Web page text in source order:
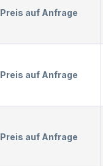
Preis auf Anfrage
Preis auf Anfrage
Preis auf Anfrage